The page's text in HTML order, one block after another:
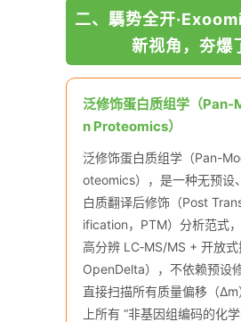
二、騳势全开
新视角，夯爆
泛修饰蛋白质组学（
n Proteomics）
泛修饰蛋白质组学（Pan-
oteomics），是一种无预设
白质翻译后修饰（Post
ification，PTM）分析范式，
高分辨 LC‑MS/MS + 开放
OpenDelta），不依赖预设
直接扫描所有质量偏移（
上所有 “非基因组编码的化